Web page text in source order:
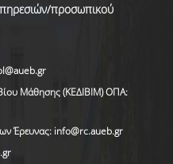
προσωπικού
Μάθησης (ΚΕΔΙΒΙΜ) ΟΠΑ:
Έρευνας: info@rc.aueb.gr